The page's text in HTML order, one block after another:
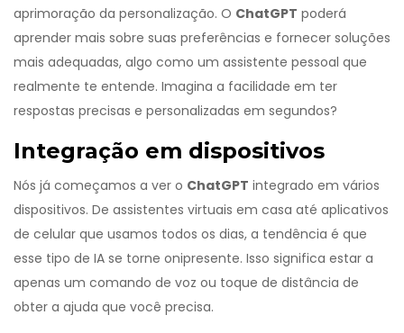
aprimoração da personalização. O ChatGPT poderá
aprender mais sobre suas preferências e fornecer soluções
mais adequadas, algo como um assistente pessoal que
realmente te entende. Imagina a facilidade em ter
respostas precisas e personalizadas em segundos?
Integração em dispositivos
Nós já começamos a ver o ChatGPT integrado em vários
dispositivos. De assistentes virtuais em casa até aplicativos
de celular que usamos todos os dias, a tendência é que
esse tipo de IA se torne onipresente. Isso significa estar a
apenas um comando de voz ou toque de distância de
obter a ajuda que você precisa.